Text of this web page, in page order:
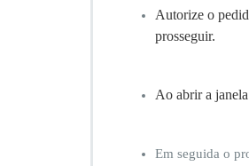
Autorize o
prosseguir.
Ao abrir a
Em seguida o